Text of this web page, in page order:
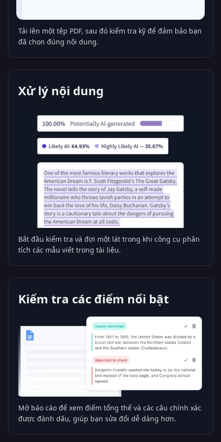
Tải lên một tệp PDF, sau đó kiểm tra kỹ để đảm bảo bạn
đã chọn đúng nội dung.
Xử lý nội dung
Bắt đầu kiểm tra và đợi một lát trong khi công cụ phân
tích các mẫu viết trong tài liệu.
Kiểm tra các điểm nổi bật
Mở báo cáo để xem điểm tổng thể và các câu chính xác
được đánh dấu, giúp bạn sửa đổi dễ dàng hơn.